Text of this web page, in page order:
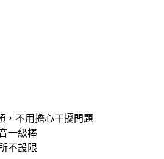
，不用擔心干擾問題
一級棒
不設限